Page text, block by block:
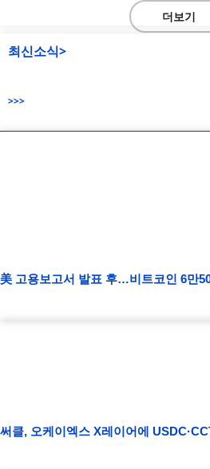
더보기
최신소식>
>>>
美 고용보고서 발표 후…비트코인 6만
써클, 오케이엑스 X레이어에